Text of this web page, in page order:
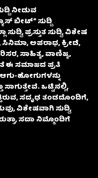
ನೀಡುವ
ಬೀಟ್” ಸುದ್ದಿ
ಪ್ರಸ್ತುತ ಸುದ್ದಿ, ವಿಶೇಷ
ಅಪರಾಧ, ಕ್ರೀಡೆ,
ಸಾಹಿತ್ಯ, ವಾಣಿಜ್ಯ,
ಈ ಸಮಾಜದ ಪ್ರತಿ
ಆಗು-ಹೋಗುಗಳನ್ನು
ಒಟ್ಟಿನಲ್ಲಿ,
ಸದೃಢ ತಂಡದೊಂದಿಗೆ,
ವಿಶೇಷವಾಗಿ ಸುದ್ದಿ,
ಸದಾ ನಿಮ್ಮೊಂದಿಗೆ